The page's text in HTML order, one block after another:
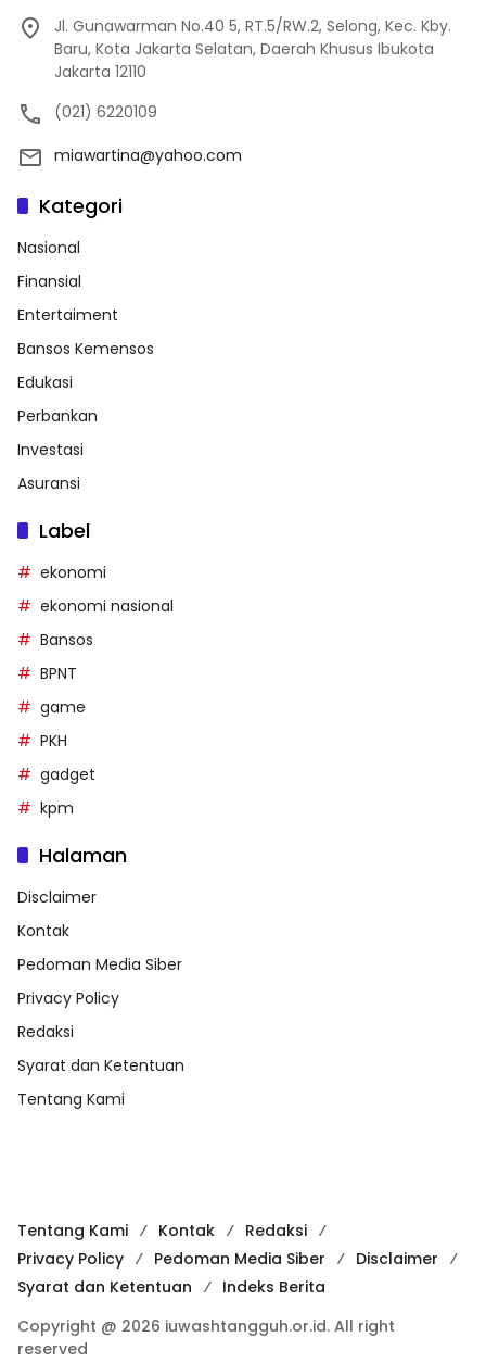
Jl. Gunawarman No.40 5, RT.5/RW.2, Selong, Kec. Kby.
Baru, Kota Jakarta Selatan, Daerah Khusus Ibukota
Jakarta 12110
(021) 6220109
miawartina@yahoo.com
Kategori
Nasional
Finansial
Entertaiment
Bansos Kemensos
Edukasi
Perbankan
Investasi
Asuransi
Label
ekonomi
ekonomi nasional
Bansos
BPNT
game
PKH
gadget
kpm
Halaman
Disclaimer
Kontak
Pedoman Media Siber
Privacy Policy
Redaksi
Syarat dan Ketentuan
Tentang Kami
Tentang Kami Kontak
Redaksi
Privacy Policy
Pedoman Media Siber
Disclaimer
Syarat dan Ketentuan
Indeks Berita
Copyright @ 2026 iuwashtangguh.or.id. All right
reserved